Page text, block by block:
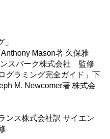
Mason著 久保雅
スパーク株式会社 監修
グラミング完全ガイド」下
M. Newcomer著 株式会
ンス株式会社訳 サイエン